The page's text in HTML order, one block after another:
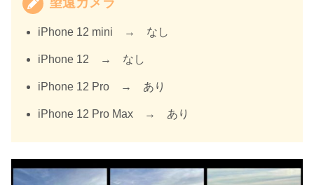
iPhone 12 mini → なし
iPhone 12 → なし
iPhone 12 Pro → あり
iPhone 12 Pro Max → あり